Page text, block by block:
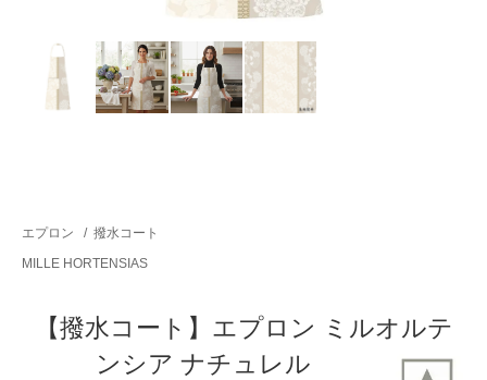
エプロン / 撥水コート
MILLE HORTENSIAS
【撥水コート】エプロン ミルオルテ
ンシア ナチュレル